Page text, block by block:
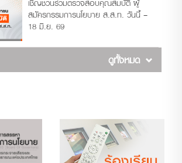
สมัครกรรมการนโยบาย ส.ส.ท. วันนี้ –
18 มิ.ย. 69
ดูทั้งหมด